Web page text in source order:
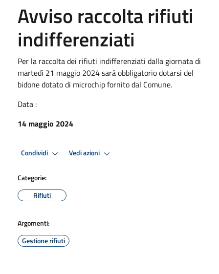
Avviso raccolta rifiuti
indifferenziati
Per la raccolta dei rifiuti indifferenziati dalla giornata di
martedì 21 maggio 2024 sarà obbligatorio dotarsi del
bidone dotato di microchip fornito dal Comune.
Data :
14 maggio 2024
Condividi Vedi azioni
Categorie:
Rifiuti
Argomenti:
Gestione rifiuti